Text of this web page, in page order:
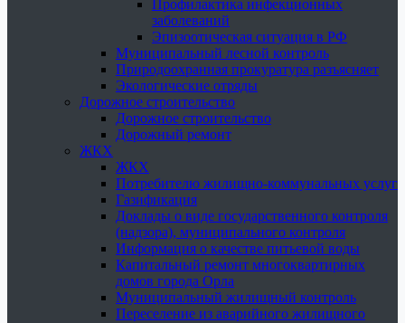
Профилактика инфекционных
заболеваний
Эпизоотическая ситуация в РФ
Муниципальный лесной контроль
Природоохранная прокуратура разъясняет
Экологические отряды
Дорожное строительство
Дорожное строительство
Дорожный ремонт
ЖКХ
ЖКХ
Потребителю жилищно-коммунальных услуг
Газификация
Доклады о виде государственного контроля
(надзора), муниципального контроля
Информация о качестве питьевой воды
Капитальный ремонт многоквартирных
домов города Орла
Муниципальный жилищный контроль
Переселение из аварийного жилищного